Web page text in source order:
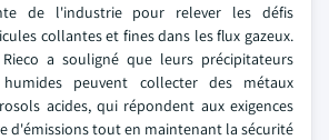
de l'industrie pour relever les défis
collantes et fines dans les flux gazeux.
Rieco a souligné que leurs précipitateurs
humides peuvent collecter des métaux
acides, qui répondent aux exigences
d'émissions tout en maintenant la sécurité